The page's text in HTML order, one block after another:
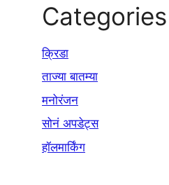
Categories
क्रिडा
ताज्या बातम्या
मनोरंजन
सोनं अपडेट्स
हॉलमार्किंग